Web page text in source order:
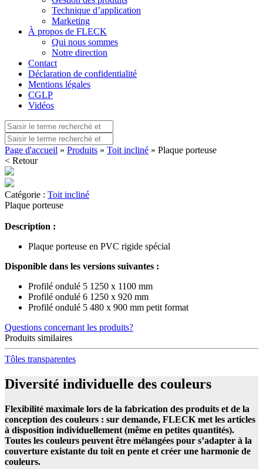
Technique d’application
Marketing
À propos de FLECK
Qui nous sommes
Notre direction
Contact
Déclaration de confidentialité
Mentions légales
CGLP
Vidéos
Page d'accueil » Produits » Toit incliné » Plaque porteuse
< Retour
Catégorie : Toit incliné
Plaque porteuse
Description :
Plaque porteuse en PVC rigide spécial
Disponible dans les versions suivantes :
Profilé ondulé 5 1250 x 1100 mm
Profilé ondulé 6 1250 x 920 mm
Profilé ondulé 5 480 x 900 mm petit format
Questions concernant les produits?
Produits similaires
Tôles transparentes
Diversité individuelle des couleurs
Flexibilité maximale lors de la fabrication des produits et de la
conception des couleurs : sur demande, FLECK met les articles
à disposition individuellement (même en petites quantités).
Toutes les couleurs peuvent être mélangées pour s’adapter à la
couverture existante du toit en pente et créer une harmonie de
couleurs.